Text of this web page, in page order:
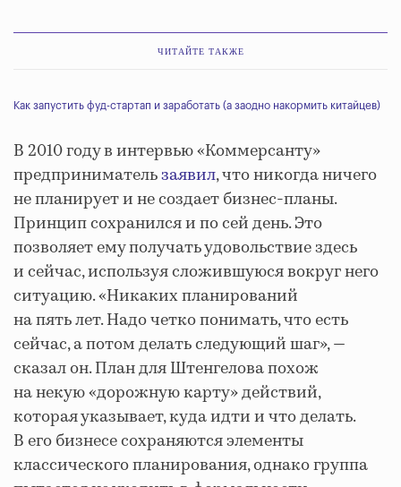
ЧИТАЙТЕ ТАКЖЕ
Как запустить фуд-стартап и заработать (а заодно накормить китайцев)
В 2010 году в интервью «Коммерсанту»
предпринимательзаявил, что никогда ничего
не планирует и не создает бизнес-планы.
Принцип сохранился и по сей день. Это
позволяет ему получать удовольствие здесь
и сейчас, используя сложившуюся вокруг него
ситуацию. «Никаких планирований
на пять лет. Надо четко понимать, что есть
сейчас, а потом делать следующий шаг», —
сказал он. План для Штенгелова похож
на некую «дорожную карту» действий,
которая указывает, куда идти и что делать.
В его бизнесе сохраняются элементы
классического планирования, однако группа